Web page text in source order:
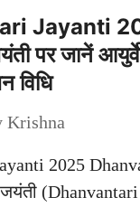
Jayanti
पर जानें
विधि
Krishna
2025
(Dhanvantari